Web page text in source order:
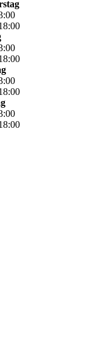
:00
:00
:00
:00
:00
:00
:00
:00